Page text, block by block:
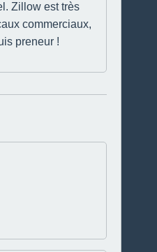
Zillow est très
commerciaux,
preneur !